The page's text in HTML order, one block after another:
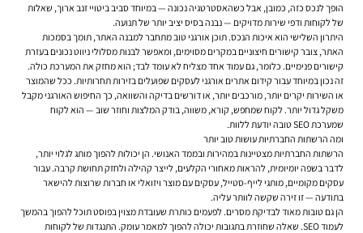
הופך לנכס כזה, כמובן, אבל כשהאסטרטגיה נכונה — במיוחד סביב ביטויי זנב ארוך, שאלות
של לקוחות ודפי שירות מדויקים — נבנה בסיס יציב יותר של תנועה.
היתרון השלישי הוא איכות הנכס. תוכן אורגני טוב מתחבר למבנה האתר, תומך בסמכות
האתר, צובר קישורים חיצוניים במקרים מסוימים, ומאפשר לבנות מסלולי ניווט נכונים בעזרת
קישורים פנימיים. כלומר, גם עמוד אחד מצליח לא עומד לבד; הוא מחזק את המערכת כולה.
זה נכון במיוחד עבור קידום אתרים אורגני לעסקים שפועלים בזירות תחרותיות. ככל שהמוצר
או השירות יקרים יותר, מורכבים יותר, או דורשים בדיקה והשוואה, כך החיפוש האורגני מקבל
משקל גדול יותר. לקוח שמחפש, קורא, משווה, בודק המלצות וחוזר שוב — הוא לקוח
שמערכת SEO טובה יודעת ללוות.
ומה הרשתות החברתיות עושות טוב יותר
הרשתות החברתיות מצטיינות במהירות ובממד האנושי. הן יכולות להפוך מותג לגלוי יותר,
לדבר בשפה יומיומית, להראות מאחורי הקלעים, לייצר קהילה ולחזק תחושת קרבה. עבור
עסקים מקומיים, מותגי לייף-סטייל, עסקים עם מוצר ויזואלי או חברות שרוצות להישאר
בתודעה — זו זירה שקשה לוותר עליה.
הן גם טובות מאוד לבדיקת מסרים. לפעמים כותרת שעובדת מצוין בפוסט תוכל להפוך בהמשך
לעמוד SEO. שאלה שחוזרת בתגובות יכולה להפוך למאמר עומק. התנגדות של לקוחות